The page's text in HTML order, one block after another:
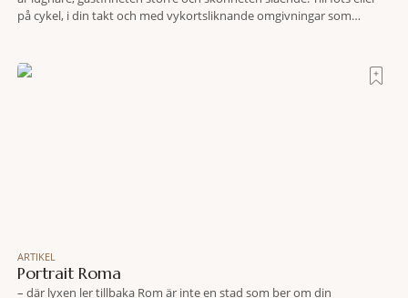
på cykel, i din takt och med vykortsliknande omgivningar som
travel när det
ARTIKEL
Portrait Roma
– där lyxen ler tillbaka Rom är inte en stad som ber om din